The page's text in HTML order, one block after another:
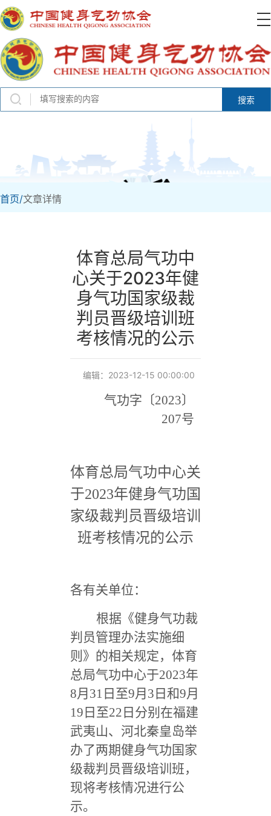
搜索
首页/文章详情
体育总局气功中
心关于2023年健
身气功国家级裁
判员晋级培训班
考核情况的公示
编辑：2023-12-15 00:00:00
气功字〔2023〕
207号
体育总局气功中心关
于2023年健身气功国
家级裁判员晋级培训
班考核情况的公示
各有关单位：
根据《健身气功裁
判员管理办法实施细
则》的相关规定，体育
总局气功中心于2023年
8月31日至9月3日和9月
19日至22日分别在福建
武夷山、河北秦皇岛举
办了两期健身气功国家
级裁判员晋级培训班，
现将考核情况进行公
示。